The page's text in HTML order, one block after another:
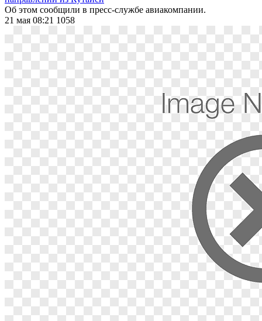
Об этом сообщили в пресс-службе авиакомпании.
21 мая 08:21 1058